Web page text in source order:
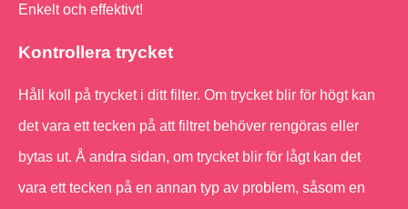
Enkelt och effektivt!
Kontrollera trycket
Håll koll på trycket i ditt filter. Om trycket blir för högt kan
det vara ett tecken på att filtret behöver rengöras eller
bytas ut. Å andra sidan, om trycket blir för lågt kan det
vara ett tecken på en annan typ av problem, såsom en